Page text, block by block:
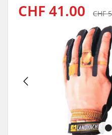
CHF 41.00 CHF